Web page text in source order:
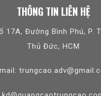
THÔNG TIN LIÊN HỆ
17A, Đường Bình Phú, P.
Thủ Đức, HCM